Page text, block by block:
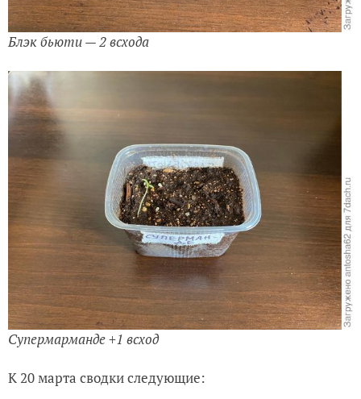
Блэк бьюти — 2 всхода
Супермарманде +1 всход
К 20 марта сводки следующие: